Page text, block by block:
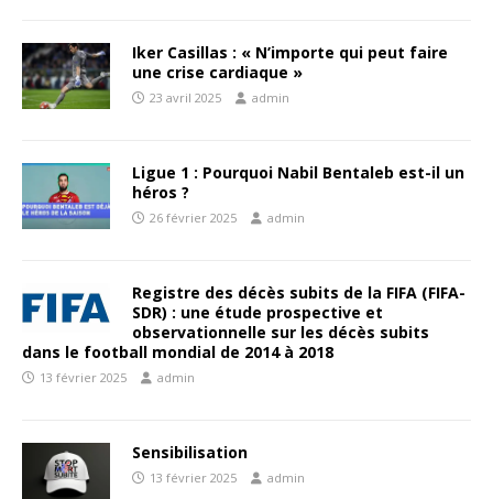
Iker Casillas : « N’importe qui peut faire
une crise cardiaque »
23 avril 2025 admin
Ligue 1 : Pourquoi Nabil Bentaleb est-il un
héros ?
26 février 2025 admin
Registre des décès subits de la FIFA (FIFA-
SDR) : une étude prospective et
observationnelle sur les décès subits
dans le football mondial de 2014 à 2018
13 février 2025 admin
Sensibilisation
13 février 2025 admin